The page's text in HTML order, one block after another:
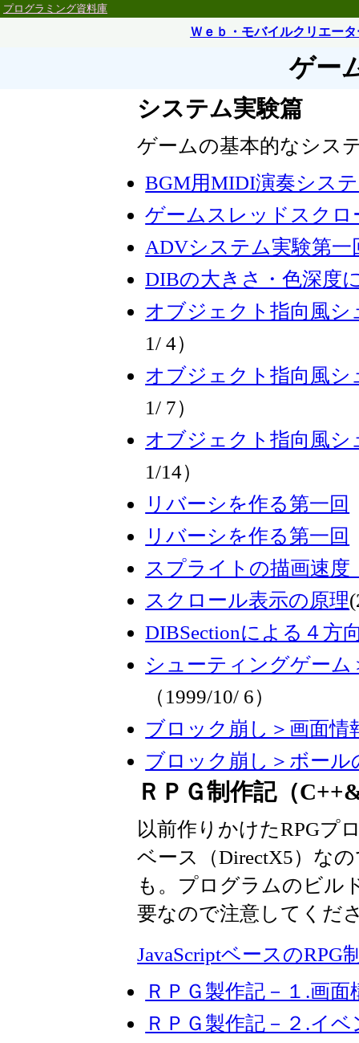
プログラミング資料庫
Ｗｅｂ・モバイルクリエー
ゲー
システム実験篇
ゲームの基本的なシス
BGM用MIDI演奏シス
ゲームスレッドスクロ
ADVシステム実験第一
DIBの大きさ・色深度
オブジェクト指向風
1/ 4）
オブジェクト指向風
1/ 7）
オブジェクト指向風
1/14）
リバーシを作る第一回
リバーシを作る第一回
スプライトの描画速度
スクロール表示の原理
DIBSectionによる４方
シューティングゲーム
（1999/10/ 6）
ブロック崩し＞画面情
ブロック崩し＞ボール
ＲＰＧ制作記（
以前作りかけたRPGプ
ベース（DirectX5）な
も。プログラムのビル
要なので注意してくだ
JavaScriptベースのRPG
ＲＰＧ製作記－１.画面
ＲＰＧ製作記－２.イ